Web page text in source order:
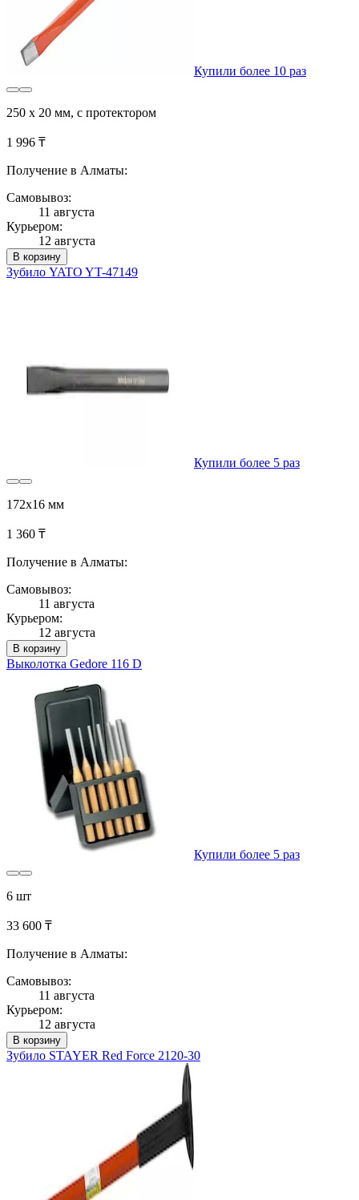
Купили более 10 раз
250 х 20 мм, с протектором
1 996 ₸
Получение в Алматы:
Самовывоз:
11 августа
Курьером:
12 августа
В корзину
Зубило YATO YT-47149
Купили более 5 раз
172х16 мм
1 360 ₸
Получение в Алматы:
Самовывоз:
11 августа
Курьером:
12 августа
В корзину
Выколотка Gedore 116 D
Купили более 5 раз
6 шт
33 600 ₸
Получение в Алматы:
Самовывоз:
11 августа
Курьером:
12 августа
В корзину
Зубило STAYER Red Force 2120-30